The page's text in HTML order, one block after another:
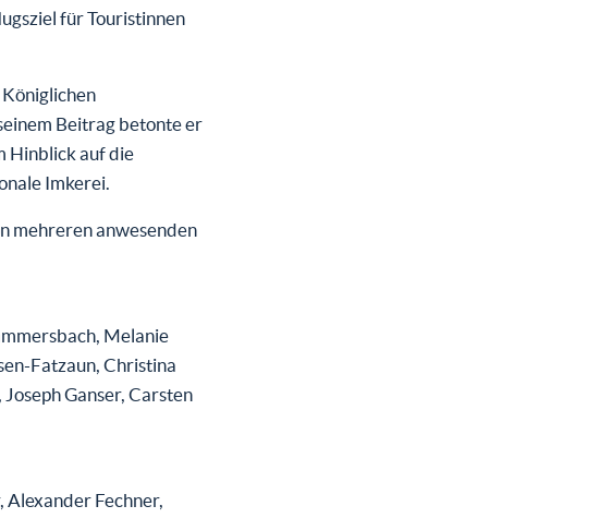
für Touristinnen
Beitrag betonte er
Hinblick auf die
Imkerei.
mehreren anwesenden
Melanie
Fatzaun, Christina
Ganser, Carsten
Fechner,